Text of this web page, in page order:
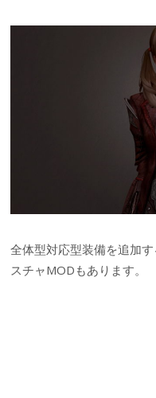
全体型対応型装備を追加
スチャMODもあります。